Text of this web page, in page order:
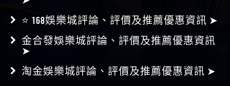
⭐ 財神娛樂城評論、評價及推薦優惠資訊
➤
⭐ 168娛樂城評論、評價及推薦優惠資訊 ➤
金合發娛樂城評論、評價及推薦優惠資訊
➤